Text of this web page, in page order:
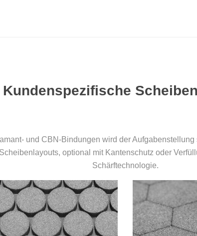
Kundenspezifische
und CBN-Bindungen wird der
optional mit Kantenschutz oder
Schärftechnologie.